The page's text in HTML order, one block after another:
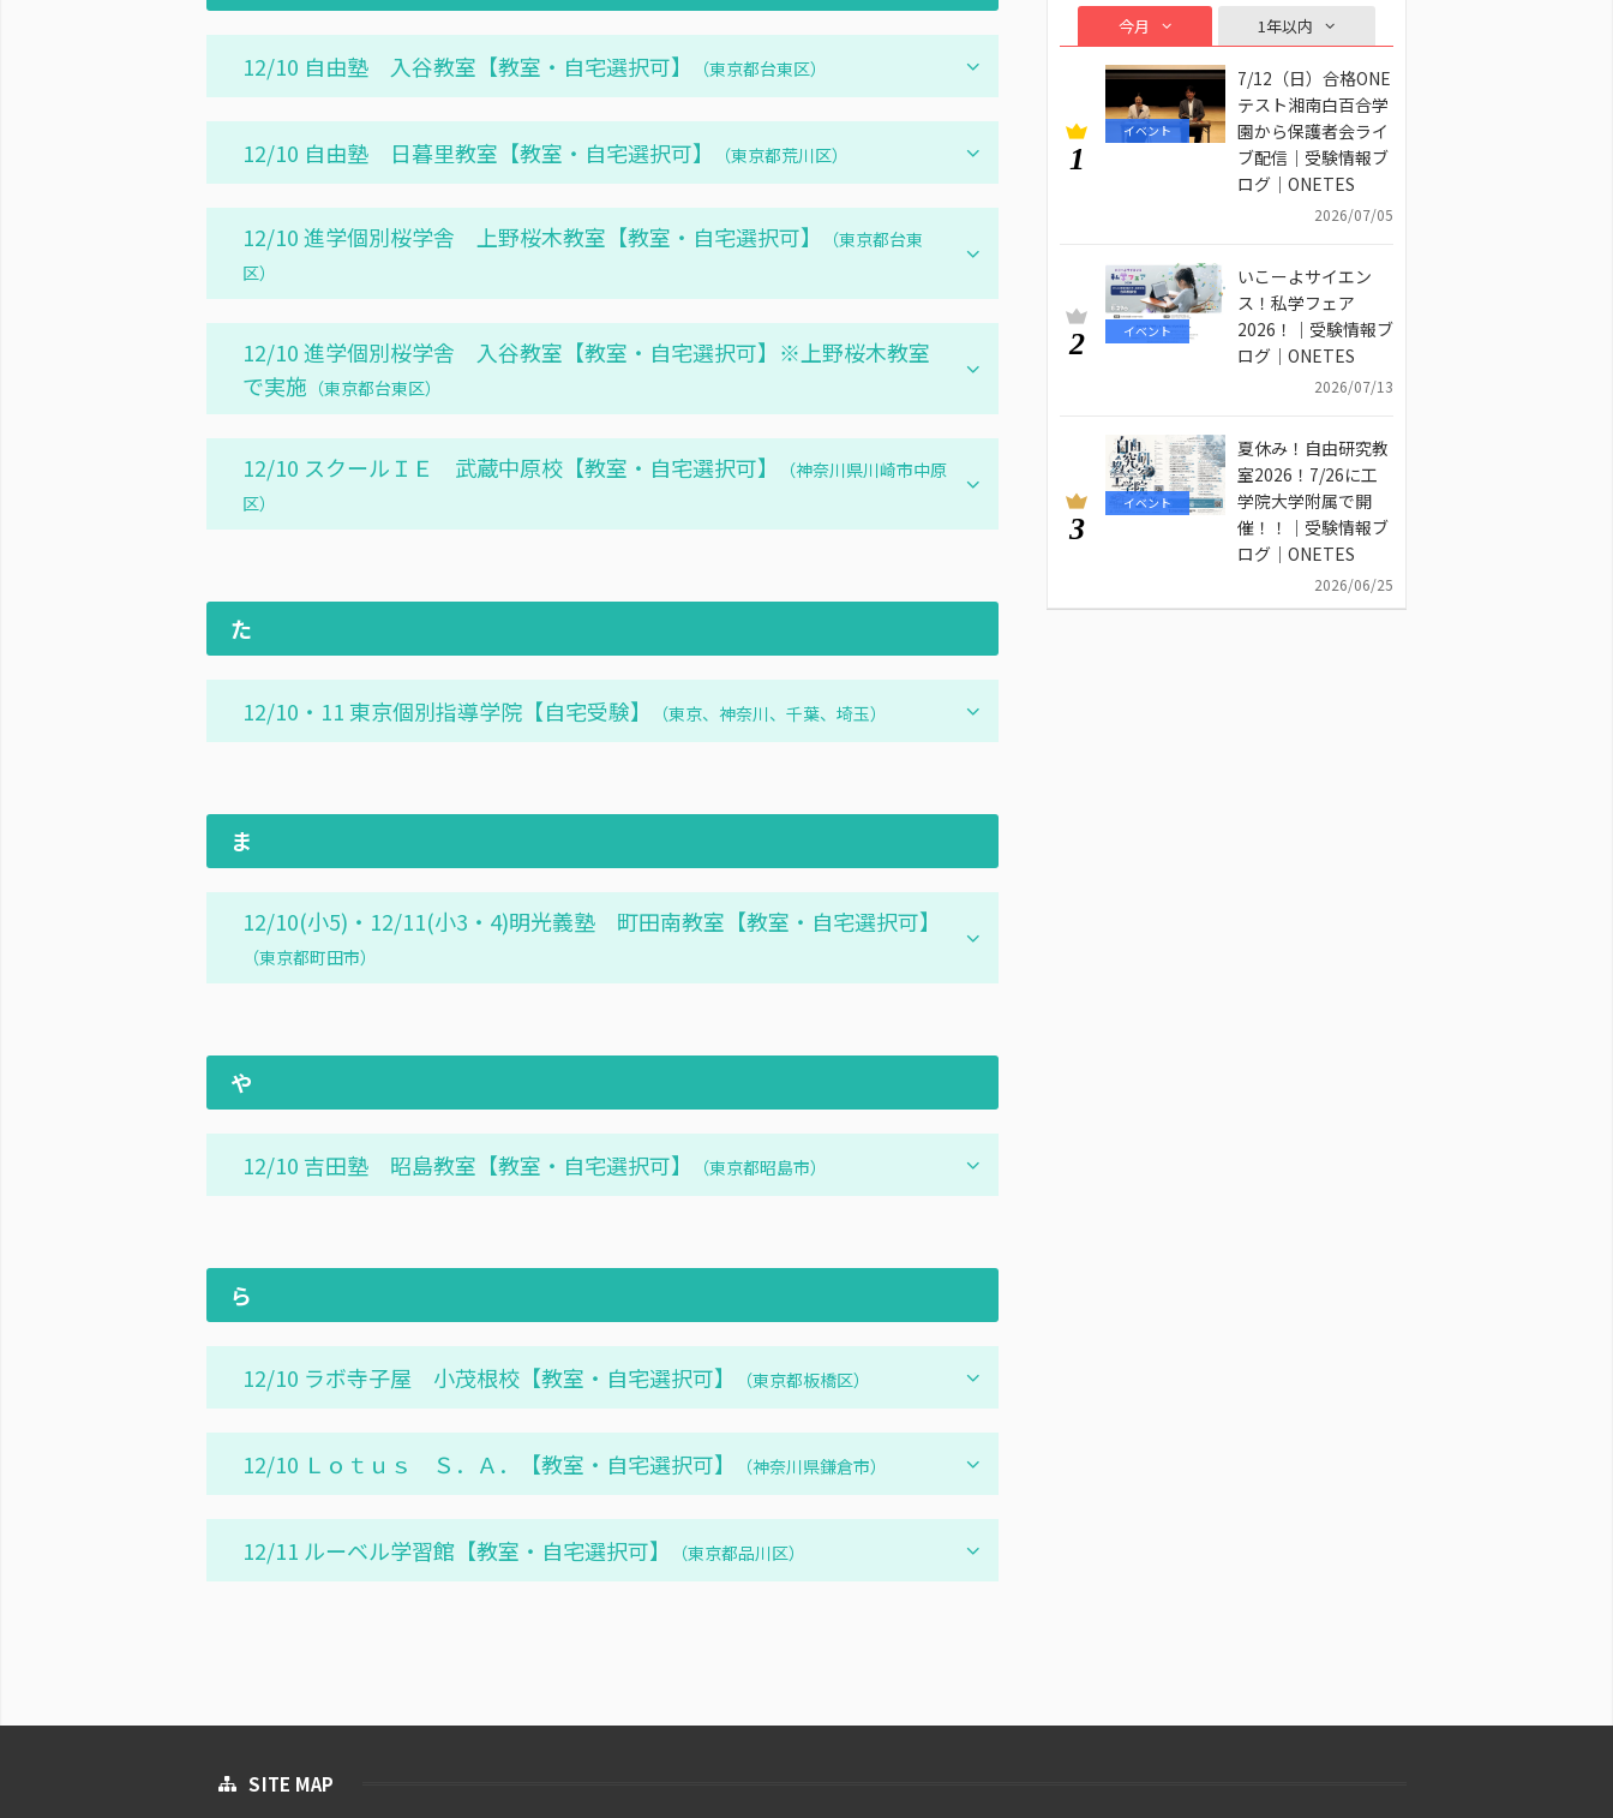
12/10 自由塾 入谷教室【教室・自宅選択可】 （東京都台東区）
12/10 自由塾 日暮里教室【教室・自宅選択可】 （東京都荒川区）
12/10 進学個別桜学舎 上野桜木教室【教室・自宅選択可】
（東京都台東
区）
12/10 進学個別桜学舎 入谷教室【教室・自宅選択可】※上野桜木教室
で実施 （東京都台東区）
12/10 スクールＩＥ 武蔵中原校【教室・自宅選択可】
（神奈川県川崎市中原
区）
た
12/10・11 東京個別指導学院【自宅受験】 （東京、神奈川、千葉、埼玉）
ま
12/10(小5)・12/11(小3・4)明光義塾 町田南教室【教室・自宅選択可】
（東京都町田市）
や
12/10 吉田塾 昭島教室【教室・自宅選択可】 （東京都昭島市）
ら
12/10 ラボ寺子屋 小茂根校【教室・自宅選択可】 （東京都板橋区）
12/10 Ｌｏｔｕｓ Ｓ．Ａ．【教室・自宅選択可】 （神奈川県鎌倉市）
12/11 ルーベル学習館【教室・自宅選択可】 （東京都品川区）
今月 1年以内
1
イベント
7/12（日）合格ONE
テスト湘南白百合学
園から保護者会ライ
ブ配信｜受験情報ブ
ログ｜ONETES
2026/07/05
2 イベント
いこーよサイエン
ス！私学フェア
2026！｜受験情報ブ
ログ｜ONETES
2026/07/13
3
イベント
夏休み！自由研究教
室2026！7/26に工
学院大学附属で開
催！！｜受験情報ブ
ログ｜ONETES
2026/06/25
SITE MAP